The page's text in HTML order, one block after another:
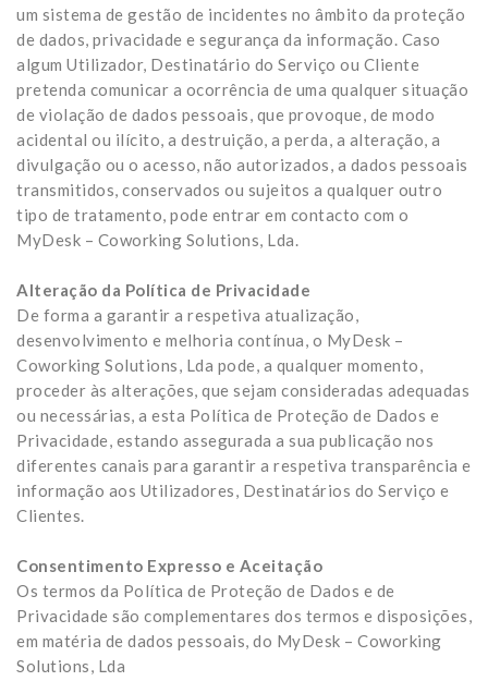
um sistema de gestão de incidentes no âmbito da proteção
de dados, privacidade e segurança da informação. Caso
algum Utilizador, Destinatário do Serviço ou Cliente
pretenda comunicar a ocorrência de uma qualquer situação
de violação de dados pessoais, que provoque, de modo
acidental ou ilícito, a destruição, a perda, a alteração, a
divulgação ou o acesso, não autorizados, a dados pessoais
transmitidos, conservados ou sujeitos a qualquer outro
tipo de tratamento, pode entrar em contacto com o
MyDesk – Coworking Solutions, Lda.
Alteração da Política de Privacidade
De forma a garantir a respetiva atualização,
desenvolvimento e melhoria contínua, o MyDesk –
Coworking Solutions, Lda pode, a qualquer momento,
proceder às alterações, que sejam consideradas adequadas
ou necessárias, a esta Política de Proteção de Dados e
Privacidade, estando assegurada a sua publicação nos
diferentes canais para garantir a respetiva transparência e
informação aos Utilizadores, Destinatários do Serviço e
Clientes.
Consentimento Expresso e Aceitação
Os termos da Política de Proteção de Dados e de
Privacidade são complementares dos termos e disposições,
em matéria de dados pessoais, do MyDesk – Coworking
Solutions, Lda